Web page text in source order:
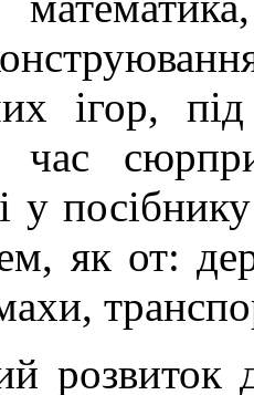
ігор,
час
у
як от:
розвиток